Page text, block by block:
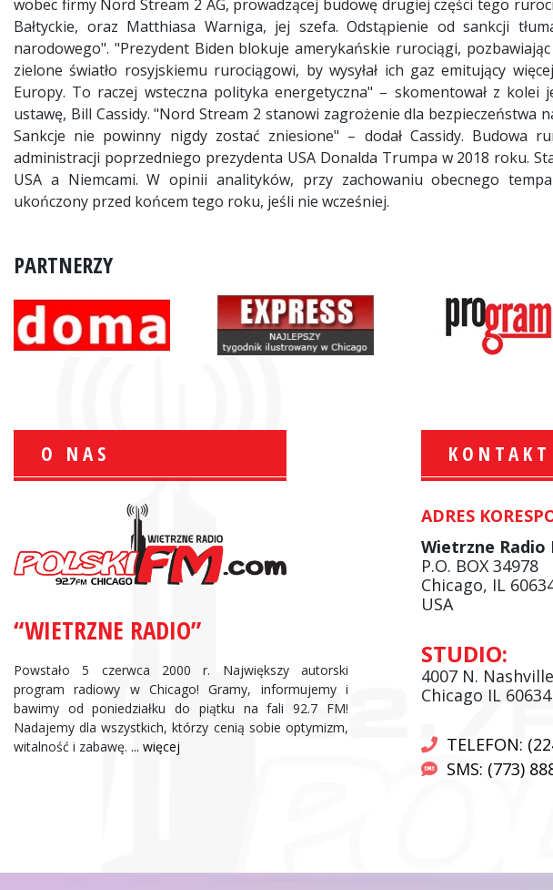
wobec firmy Nord Stream 2 AG, prowadzącej budowę drugiej części tego
Bałtyckie, oraz Matthiasa Warniga, jej szefa. Odstąpienie od sankcji
narodowego". "Prezydent Biden blokuje amerykańskie rurociągi,
zielone światło rosyjskiemu rurociągowi, by wysyłał ich gaz emitujący
Europy. To raczej wsteczna polityka energetyczna" – skomentował z kolei
ustawę, Bill Cassidy. "Nord Stream 2 stanowi zagrożenie dla bezpieczeństwa
Sankcje nie powinny nigdy zostać zniesione" – dodał Cassidy. Budowa
administracji poprzedniego prezydenta USA Donalda Trumpa w 2018 roku.
USA a Niemcami. W opinii analityków, przy zachowaniu obecnego
ukończony przed końcem tego roku, jeśli nie wcześniej.
PARTNERZY
O NAS
“WIETRZNE RADIO”
Powstało 5 czerwca 2000 r. Największy autorski
program radiowy w Chicago! Gramy, informujemy i
bawimy od poniedziałku do piątku na fali 92.7 FM!
Nadajemy dla wszystkich, którzy cenią sobie optymizm,
witalność i zabawę. ... więcej
KONTAKT
ADRES
Wietrzne Radio
P.O. BOX 34978
Chicago, IL
USA
STUDIO:
4007 N.
Chicago IL 60634
TELEFON:
SMS: (773)
Informacje Giełdowe